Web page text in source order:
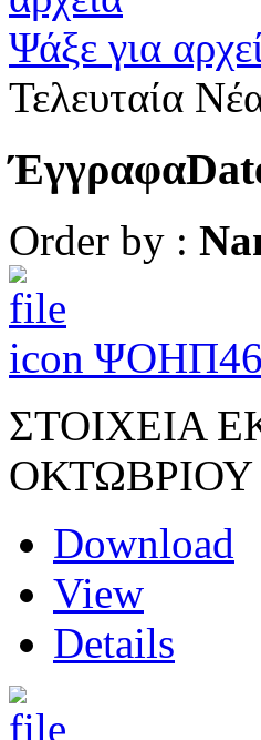
Ψάξε για
Τελευταία
Έγγραφα
Order by :
ΣΤΟΙΧΕΙΑ
ΟΚΤΩΒΡΙΟΥ
Download
View
Details